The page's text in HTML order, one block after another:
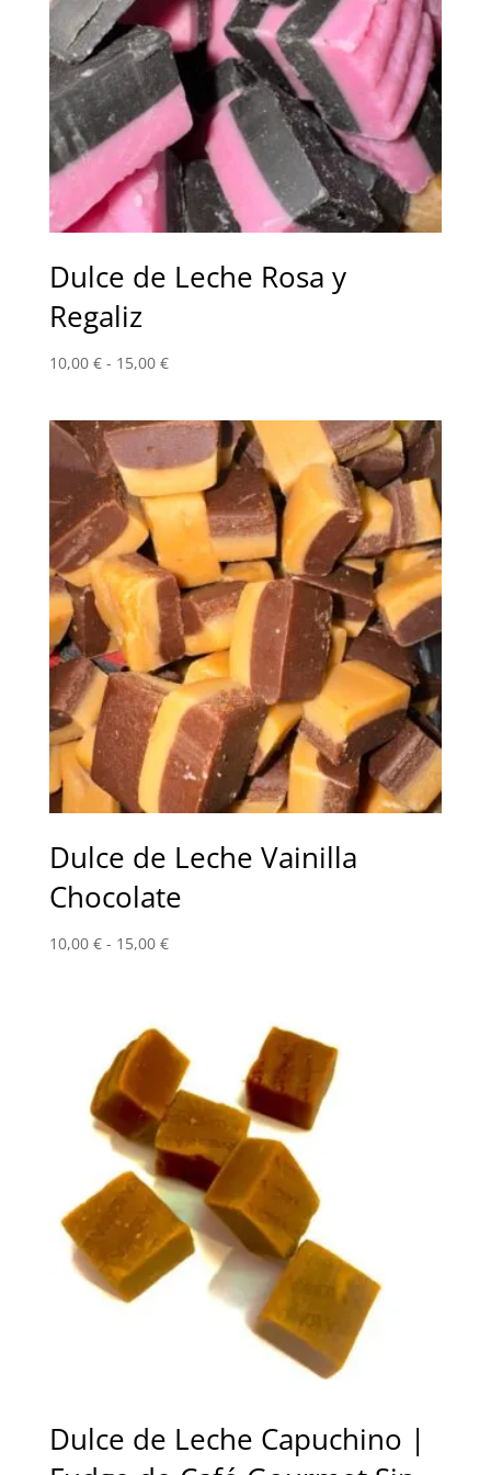
Dulce de Leche Rosa y
Regaliz
10,00 € - 15,00 €Rango
desde
10,00 €
hasta
15,00 €
Dulce de Leche Vainilla
Chocolate
10,00 € - 15,00 €Rango
10,00 €
hasta
15,00 €
Dulce de Leche Capuchino |